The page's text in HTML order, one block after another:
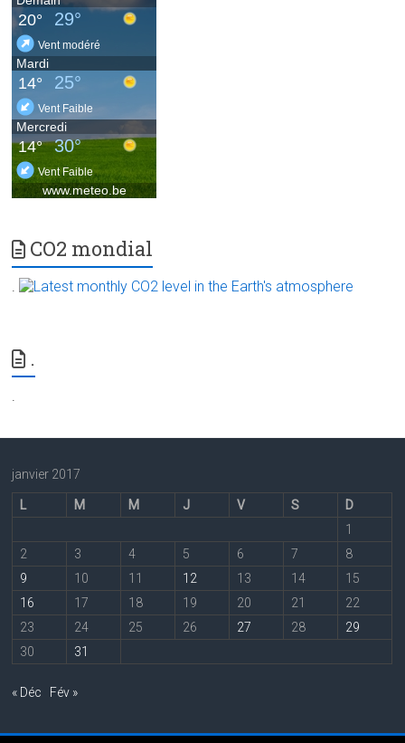
CO2 mondial
.
janvier 2017
L M M J V S
D
1
2
3 4 5 6 7
8
9
10 11 12 13 14
15
16
17 18 19 20 21
22
23
24 25 26 27 28
29
30
31
« Déc Fév »